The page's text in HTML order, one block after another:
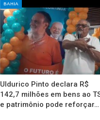
BAHIA
Uldurico Pinto declara R$
142,7 milhões em bens ao
e patrimônio pode reforçar…